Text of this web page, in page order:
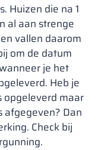
Huizen die na 1
al aan strenge
vallen daarom
om de datum
je het
Heb je
opgeleverd maar
afgegeven? Dan
Check bij